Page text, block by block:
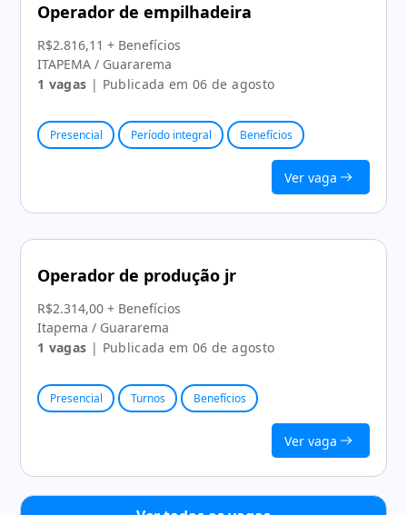
Operador de empilhadeira
R$2.816,11 + Benefícios
ITAPEMA / Guararema
1 vagas | Publicada em 06 de agosto
Presencial Período integral Benefícios
Ver vaga
Operador de produção jr
R$2.314,00 + Benefícios
Itapema / Guararema
1 vagas | Publicada em 06 de agosto
Presencial Turnos Benefícios
Ver vaga